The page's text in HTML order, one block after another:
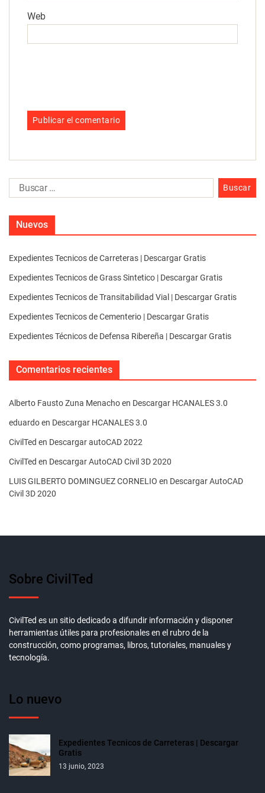
Web
Nuevos
Expedientes Tecnicos de Carreteras | Descargar Gratis
Expedientes Tecnicos de Grass Sintetico | Descargar Gratis
Expedientes Tecnicos de Transitabilidad Vial | Descargar Gratis
Expedientes Tecnicos de Cementerio | Descargar Gratis
Expedientes Técnicos de Defensa Ribereña | Descargar Gratis
Comentarios recientes
Alberto Fausto Zuna Menachoen Descargar HCANALES 3.0
eduardoen Descargar HCANALES 3.0
CivilTed en Descargar autoCAD 2022
CivilTed en Descargar AutoCAD Civil 3D 2020
LUIS GILBERTO DOMINGUEZ CORNELIO en Descargar AutoCAD
Civil 3D 2020
Sobre CivilTed
CivilTed es un sitio dedicado a difundir información y disponer
herramientas útiles para profesionales en el rubro de la
construcción, como programas, libros, tutoriales, manuales y
tecnología.
Lo nuevo
Expedientes Tecnicos de Carreteras | Descargar
Gratis
13 junio, 2023